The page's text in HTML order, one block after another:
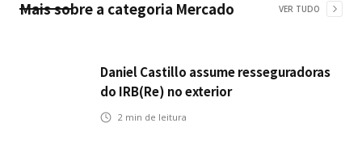
Mais sobre a categoria Mercado VER TUDO
Daniel Castillo assume resseguradoras
do IRB(Re) no exterior
2 min de leitura